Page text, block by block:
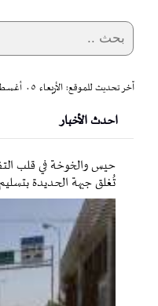
آخر تحديث للموقع: الأربعاء ٠٥ أغسطس ٢٠٢٦
احدث الأخبار
حيس والخوخة في قلب
تُغلق جبهة الحديدة